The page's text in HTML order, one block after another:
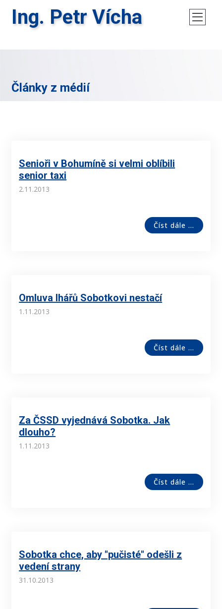
Ing. Petr Vícha
Články z médií
Senioři v Bohumíně si velmi oblíbili
senior taxi
2.11.2013
Číst dále ...
Omluva lhářů Sobotkovi nestačí
1.11.2013
Číst dále ...
Za ČSSD vyjednává Sobotka. Jak
dlouho?
1.11.2013
Číst dále ...
Sobotka chce, aby "pučisté" odešli z
vedení strany
31.10.2013